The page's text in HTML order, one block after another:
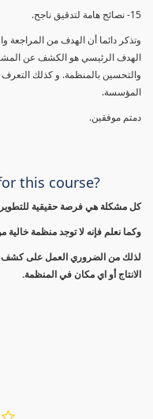
15- نصائح هامة لتدقيق ناجح.
وتذكر دائما أن الهدف من المراجعة
الهدف الرئيسي هو الكشف عن
والتحسين بالمنظمة. و كذلك
المؤسسة.
دمتم موفقين.
this course?
كل مشكلة هي فرصة حقيقية
وكما نعلم فإنه لا توجد منظمة
لذلك من الضروري العمل على كشف
الانتاج أو اي مكان في المنظمة.